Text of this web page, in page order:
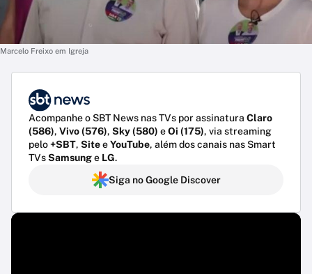
Marcelo Freixo em Igreja
Acompanhe o SBT News nas TVs por assinatura Claro
(586), Vivo (576), Sky (580) eOi (175), via streaming
pelo+SBT, SiteeYouTube, além dos canais nas Smart
TVsSamsunge LG.
Siga no Google Discover